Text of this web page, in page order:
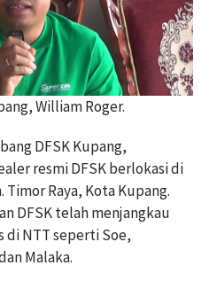
William Roger.
DFSK Kupang,
resmi DFSK berlokasi di
Timor Raya, Kota Kupang.
DFSK telah menjangkau
di NTT seperti Soe,
Malaka.